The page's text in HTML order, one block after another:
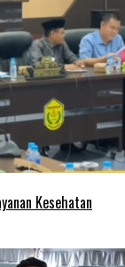
Kesehatan